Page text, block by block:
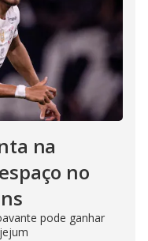
na
no
pode ganhar